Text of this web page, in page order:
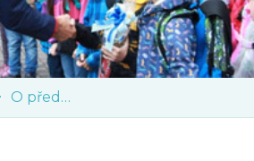
O předmětu